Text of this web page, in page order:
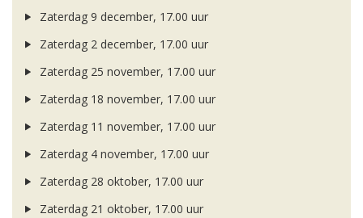
Zaterdag 9 december, 17.00 uur
Zaterdag 2 december, 17.00 uur
Zaterdag 25 november, 17.00 uur
Zaterdag 18 november, 17.00 uur
Zaterdag 11 november, 17.00 uur
Zaterdag 4 november, 17.00 uur
Zaterdag 28 oktober, 17.00 uur
Zaterdag 21 oktober, 17.00 uur